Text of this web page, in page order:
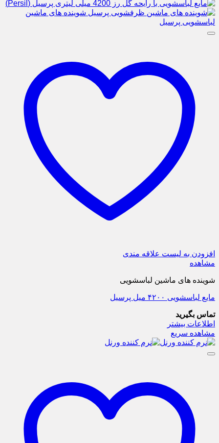
افزودن به لیست علاقه مندی
مشاهده
شوینده های ماشین لباسشویی
مایع لباسشویی ۴۲۰۰ میل پرسیل
تماس بگیرید
اطلاعات بیشتر
مشاهده سریع